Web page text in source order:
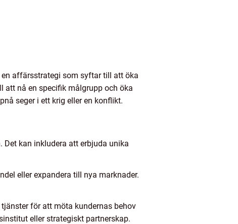
affärsstrategi som syftar till att öka
att nå en specifik målgrupp och öka
seger i ett krig eller en konflikt.
Det kan inkludera att erbjuda unika
eller expandera till nya marknader.
för att möta kundernas behov
eller strategiskt partnerskap.